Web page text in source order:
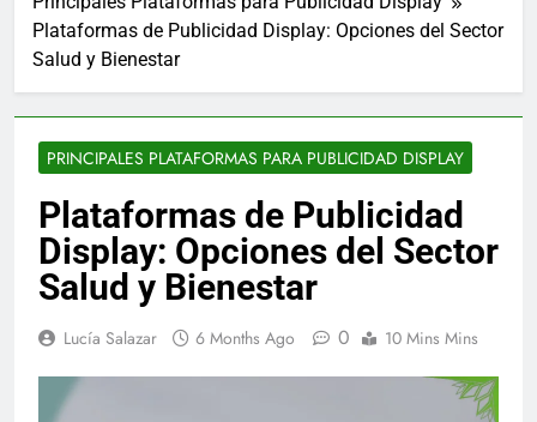
Plataformas de Publicidad Display: Opciones del Sector
Salud y Bienestar
PRINCIPALES PLATAFORMAS PARA PUBLICIDAD DISPLAY
Plataformas de Publicidad
Display: Opciones del Sector
Salud y Bienestar
Lucía Salazar 6 Months Ago 0 10 Mins Mins